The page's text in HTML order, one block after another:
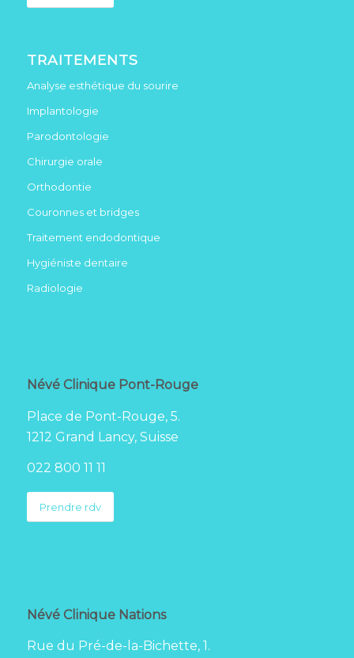
TRAITEMENTS
Analyse esthétique du sourire
Implantologie
Parodontologie
Chirurgie orale
Orthodontie
Couronnes et bridges
Traitement endodontique
Hygiéniste dentaire
Radiologie
Névé Clinique Pont-Rouge
Place de Pont-Rouge, 5.
1212 Grand Lancy, Suisse
022 800 11 11
Prendre rdv
Névé Clinique Nations
Rue du Pré-de-la-Bichette, 1.